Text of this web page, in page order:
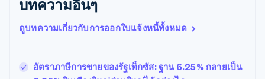
บทความอื่นๆ
ดูบทความเกี่ยวกับการออกใบแจ้งหนี้ทั้งหมด
อัตราภาษีการขายของรัฐเท็กซัส: ฐาน 6.25% กลายเป็น
PortuguêsEnglish
English
โปรตุเกส
Português English